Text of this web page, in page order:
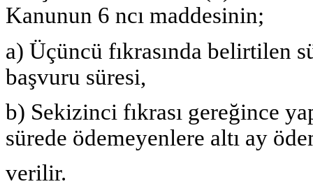
Kanunun 6 ncı maddesinin;
a) Üçüncü fıkrasında belirtilen
başvuru süresi,
b) Sekizinci fıkrası gereğince
sürede ödemeyenlere altı ay
verilir.